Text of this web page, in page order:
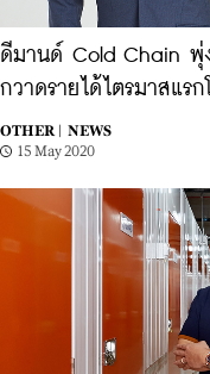
ดีมานด์ Cold Chain พุ่
กวาดรายได้ไตรมาสแรก
OTHER |
NEWS
15 May 2020